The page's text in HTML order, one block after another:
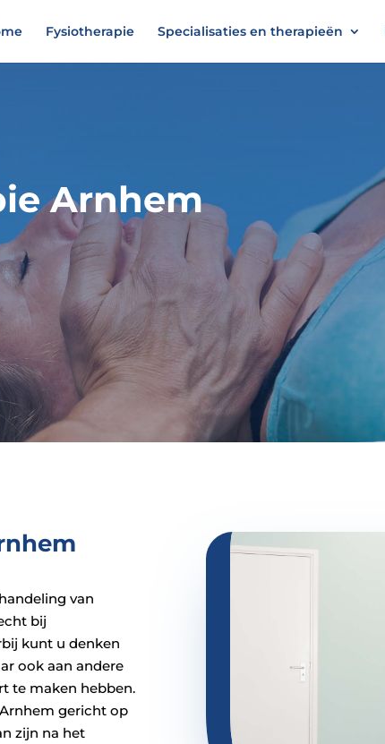
Fysiotherapie Specialisaties en therapieën
Arnhem
van
bij
kunt u denken
ook aan andere
te maken hebben.
gericht op
zijn na het